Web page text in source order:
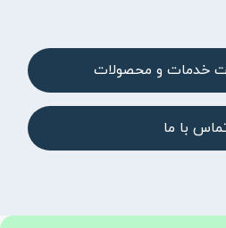
خدمات و محصولات
با ما